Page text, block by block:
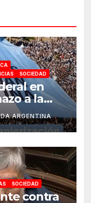
SOCIEDAD
en
a la
Tierras
«La
ARGENTINA
SOCIEDAD
contra